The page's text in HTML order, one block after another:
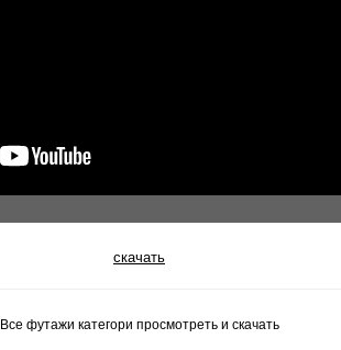
скачать
Все футажи категори просмотреть и скачать